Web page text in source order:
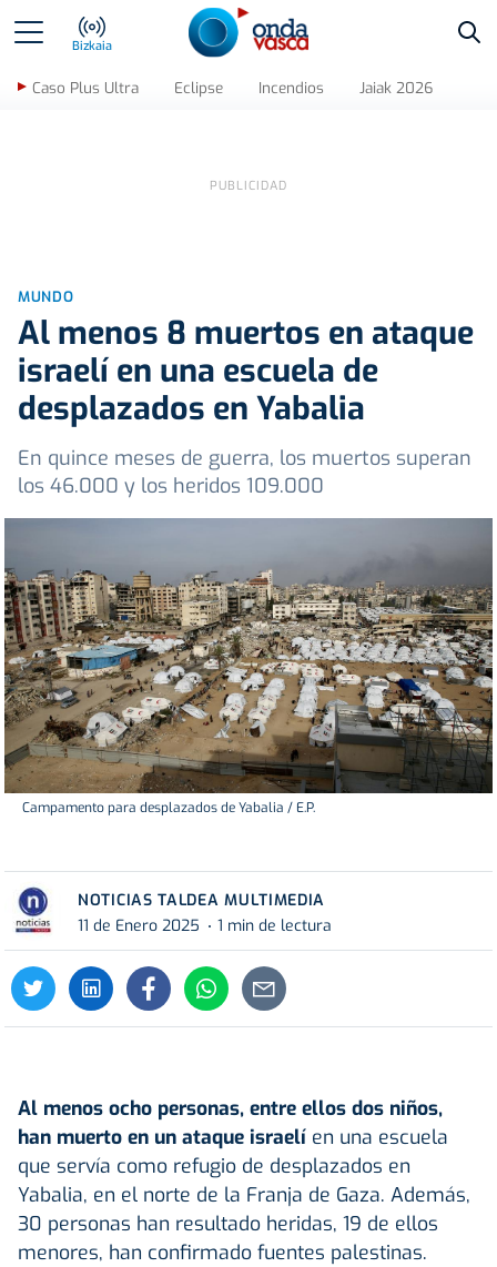
Bizkaia
Caso Plus Ultra Eclipse Incendios Jaiak 2026
MUNDO
Al menos 8 muertos en ataque
israelí en una escuela de
desplazados en Yabalia
En quince meses de guerra, los muertos superan
los 46.000 y los heridos 109.000
Campamento para desplazados de Yabalia / E.P.
NOTICIAS TALDEA MULTIMEDIA
11 de Enero 2025
1 min de lectura
Al menos ocho personas, entre ellos dos niños,
han muerto en un ataque israelí en una escuela
que servía como refugio de desplazados en
Yabalia, en el norte de la Franja de Gaza. Además,
30 personas han resultado heridas, 19 de ellos
menores, han confirmado fuentes palestinas.